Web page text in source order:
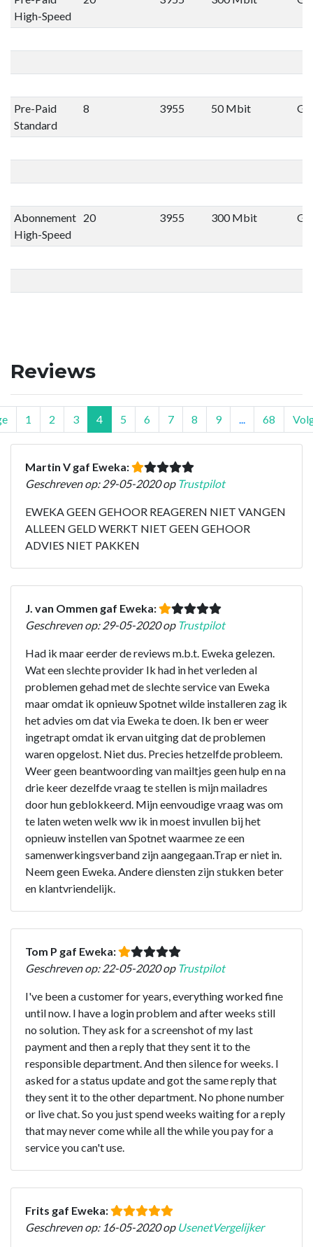
High-Speed
Pre-Paid
Standard
8 3955 50 Mbit
Abonnement
High-Speed
20 3955 300 Mbit
Reviews
1 2 3 4 5 6 7 8 9 68
Martin V gaf Eweka:
Geschreven op: 29-05-2020 op Trustpilot
EWEKA GEEN GEHOOR REAGEREN NIET VANGEN
ALLEEN GELD WERKT NIET GEEN GEHOOR
ADVIES NIET PAKKEN
J. van Ommen gaf Eweka:
Geschreven op: 29-05-2020 op Trustpilot
Had ik maar eerder de reviews m.b.t. Eweka gelezen.
Wat een slechte provider Ik had in het verleden al
problemen gehad met de slechte service van Eweka
maar omdat ik opnieuw Spotnet wilde installeren zag ik
het advies om dat via Eweka te doen. Ik ben er weer
ingetrapt omdat ik ervan uitging dat de problemen
waren opgelost. Niet dus. Precies hetzelfde probleem.
Weer geen beantwoording van mailtjes geen hulp en na
drie keer dezelfde vraag te stellen is mijn mailadres
door hun geblokkeerd. Mijn eenvoudige vraag was om
te laten weten welk ww ik in moest invullen bij het
opnieuw instellen van Spotnet waarmee ze een
samenwerkingsverband zijn aangegaan.Trap er niet in.
Neem geen Eweka. Andere diensten zijn stukken beter
en klantvriendelijk.
Tom P gaf Eweka:
Geschreven op: 22-05-2020 op Trustpilot
I've been a customer for years, everything worked fine
until now. I have a login problem and after weeks still
no solution. They ask for a screenshot of my last
payment and then a reply that they sent it to the
responsible department. And then silence for weeks. I
asked for a status update and got the same reply that
they sent it to the other department. No phone number
or live chat. So you just spend weeks waiting for a reply
that may never come while all the while you pay for a
service you can't use.
Frits gaf Eweka:
Geschreven op: 16-05-2020 op UsenetVergelijker